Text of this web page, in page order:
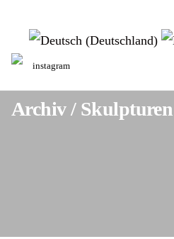
Sprache auswählen
instagram
Archiv / Skulpturen